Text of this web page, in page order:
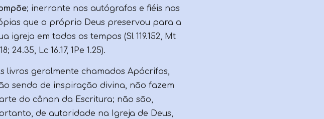
; inerrante nos autógrafos e fiéis nas
que o próprio Deus preservou para a
igreja em todos os tempos (Sl 119.152, Mt
24.35, Lc 16.17, 1Pe 1.25).
livros geralmente chamados Apócrifos,
sendo de inspiração divina, não fazem
do cânon da Escritura; não são,
de autoridade na Igreja de Deus,